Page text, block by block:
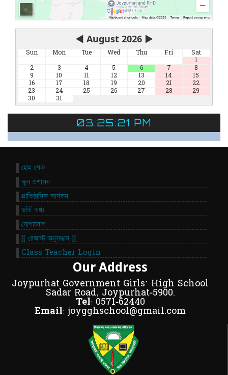
◀ August 2026 ▶
Sun Mon Tue Wed Thu Fri
Sat
1
2
3 4 5 6 7
8
9
10 11 12 13 14
15
16
17 18 19 20 21
22
23
24 25 26 27 28
29
30
31
03:25:21 PM
Our Address
Joypurhat Government Girls' High School
Sadar Road, Joypurhat-5900.
Tel: 0571-62440
Email: joygghschool@gmail.com
হোম পেজ
স্কুল প্রশাসন
প্রাতিষ্ঠানিক কার্যকম
ভর্তি তথ্য
যোগাযোগ
[[ রেজাল্ট অনুসন্ধান ]]
Class Teacher Login